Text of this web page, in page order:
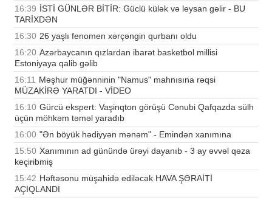
16:39 İSTİ GÜNLƏR BİTİR: Güclü külək və leysan gəlir - BU
TARİXDƏN
16:30 26 yaşlı fenomen xərçəngin qurbanı oldu
16:20 Azərbaycanın qızlardan ibarət basketbol millisi
Estoniyaya qalib gəlib
16:11 Məşhur müğənninin "Namus" mahnısına rəqsi
MÜZAKİRƏ YARATDI - VİDEO
16:10 Gürcü ekspert: Vaşinqton görüşü Cənubi Qafqazda sülh
üçün möhkəm təməl yaradıb
16:00 "Ən böyük hədiyyən mənəm" - Emindən xanımına
15:50 Xanımının ad günündə ürəyi dayanıb - 3 ay əvvəl qəza
keçiribmiş
15:42 Həftəsonu müşahidə ediləcək HAVA ŞƏRAİTİ
AÇIQLANDI